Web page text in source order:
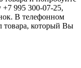
995 300-07-25,
В телефонном
товара, который Вы